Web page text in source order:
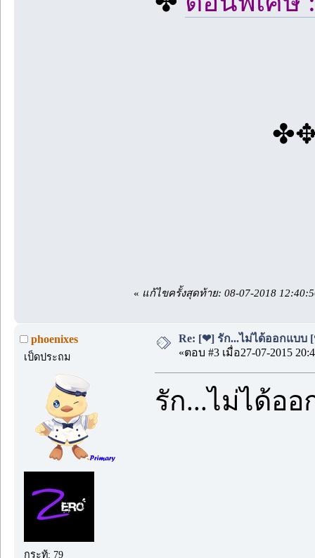
« แก้ไขครั้งสุดท้าย: 08-07-2018
phoenixes
เป็ดประถม
กระทู้: 79
Re: [❤] รัก...ไม่ได้ออกแบบ
«ตอบ #3 เมื่อ27-07-2015
รัก...ไม่ได้ออ